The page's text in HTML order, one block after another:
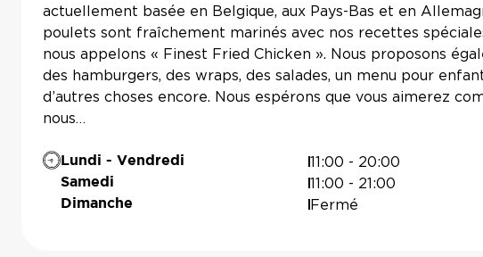
actuellement basée en Belgique, aux Pays-Bas et en
poulets sont fraîchement marinés avec nos recettes
nous appelons « Finest Fried Chicken ». Nous proposons
des hamburgers, des wraps, des salades, un menu pour
d’autres choses encore. Nous espérons que vous aimerez
nous…
Lundi - Vendredi 11:00 - 20:00
Samedi 11:00 - 21:00
Dimanche Fermé